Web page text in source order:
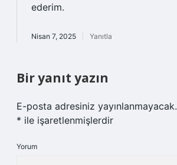
ederim.
Nisan 7, 2025 Yanıtla
Bir yanıt yazın
E-posta adresiniz yayınlanmayacak.
* ile işaretlenmişlerdir
Yorum